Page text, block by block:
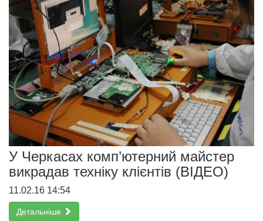
У Черкасах комп’ютерний майстер
викрадав техніку клієнтів (ВІДЕО)
11.02.16 14:54
Детальніше